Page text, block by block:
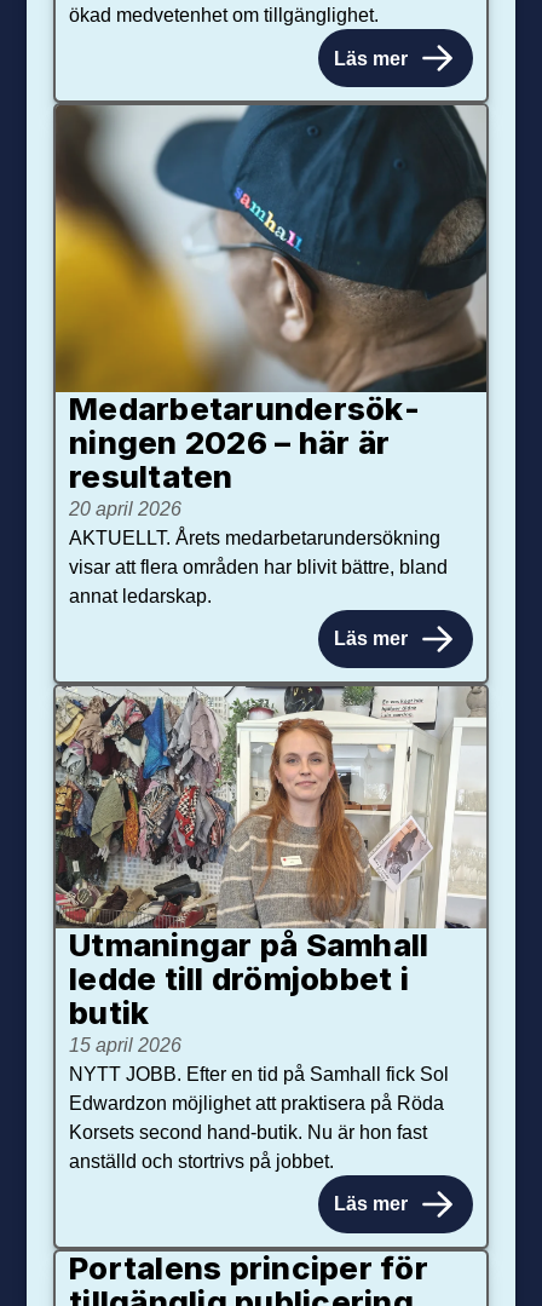
ökad medvetenhet om tillgänglighet.
Läs mer
Medarbetar­under­sök­
ningen 2026 – här är
resultaten
20 april 2026
AKTUELLT. Årets medarbetarundersökning
visar att flera områden har blivit bättre, bland
annat ledarskap.
Läs mer
Utmaningar på Sam­hall
ledde till dröm­jobbet i
butik
15 april 2026
NYTT JOBB. Efter en tid på Samhall fick Sol
Edwardzon möjlighet att praktisera på Röda
Korsets second hand-butik. Nu är hon fast
anställd och stortrivs på jobbet.
Läs mer
Portalens principer för